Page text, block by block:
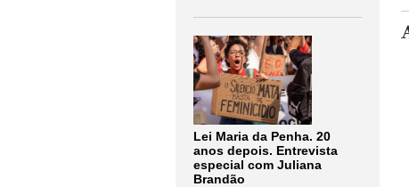
Lei Maria da Penha. 20
anos depois. Entrevista
especial com Juliana
Brandão